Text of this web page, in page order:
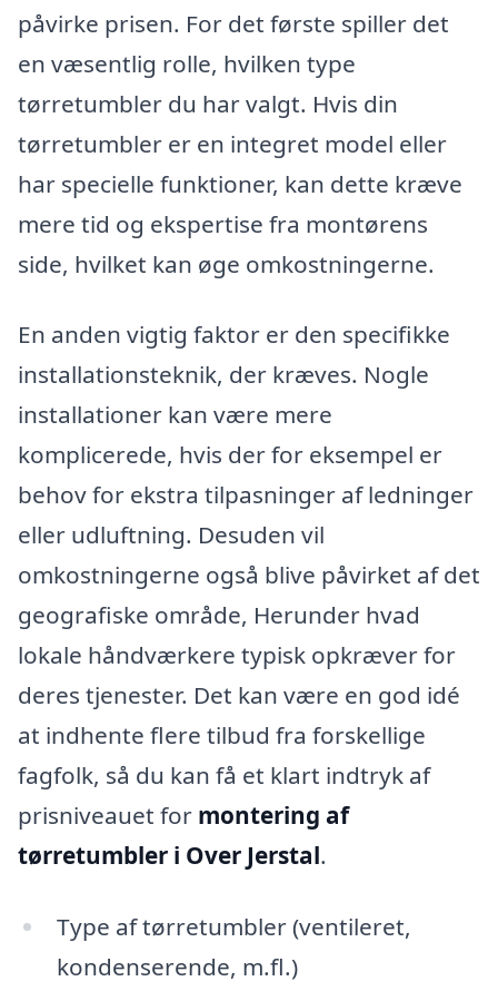
påvirke prisen. For det første spiller det
en væsentlig rolle, hvilken type
tørretumbler du har valgt. Hvis din
tørretumbler er en integret model eller
har specielle funktioner, kan dette kræve
mere tid og ekspertise fra montørens
side, hvilket kan øge omkostningerne.
En anden vigtig faktor er den specifikke
installationsteknik, der kræves. Nogle
installationer kan være mere
komplicerede, hvis der for eksempel er
behov for ekstra tilpasninger af ledninger
eller udluftning. Desuden vil
omkostningerne også blive påvirket af det
geografiske område, Herunder hvad
lokale håndværkere typisk opkræver for
deres tjenester. Det kan være en god idé
at indhente flere tilbud fra forskellige
fagfolk, så du kan få et klart indtryk af
prisniveauet for montering af
tørretumbler i Over Jerstal.
Type af tørretumbler (ventileret,
kondenserende, m.fl.)